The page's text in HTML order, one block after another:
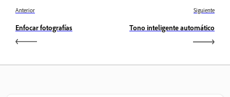
Anterior
Enfocar fotografías
Siguiente
Tono inteligente automático